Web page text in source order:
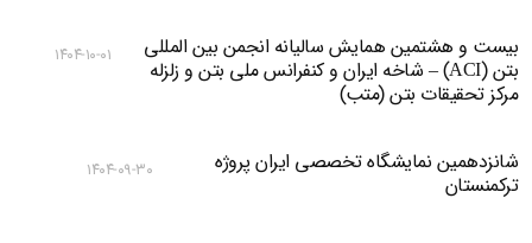
بیست و هشتمین همایش سالیانه انجمن بین المللی
بتن (ACI) – شاخه ایران و کنفرانس ملی بتن و زلزله
مرکز تحقیقات بتن (متب)
۱۴۰۴-۱۰-۰۱
شانزدهمین نمایشگاه تخصصی ایران پروژه
ترکمنستان
۱۴۰۴-۰۹-۳۰